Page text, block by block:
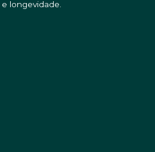
longevidade.